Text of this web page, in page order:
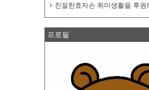
친절한효자손 취미생활을 후원
프로필